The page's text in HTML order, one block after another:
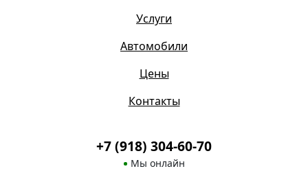
Услуги
Автомобили
Цены
Контакты
Мы онлайн
+7 (918) 304-60-70